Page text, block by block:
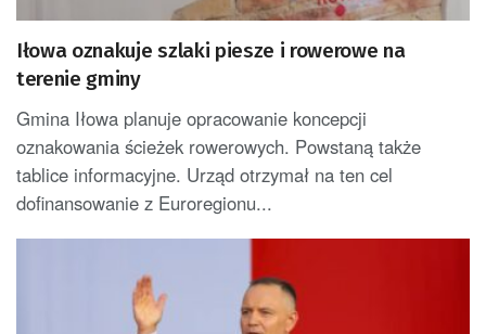
Iłowa oznakuje szlaki piesze i rowerowe na
terenie gminy
Gmina Iłowa planuje opracowanie koncepcji
oznakowania ścieżek rowerowych. Powstaną także
tablice informacyjne. Urząd otrzymał na ten cel
dofinansowanie z Euroregionu...